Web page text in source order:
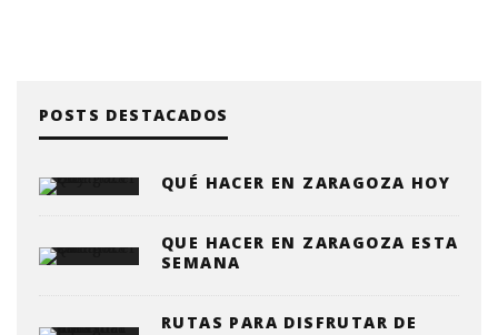
POSTS DESTACADOS
QUÉ HACER EN ZARAGOZA HOY
QUE HACER EN ZARAGOZA ESTA
SEMANA
RUTAS PARA DISFRUTAR DE